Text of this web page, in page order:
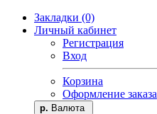
Закладки (0)
Личный кабинет
Регистрация
Вход
Корзина
Оформление заказа
р. Валюта